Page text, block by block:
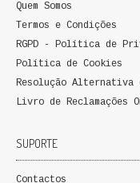
Quem Somos
Termos e Condições
RGPD - Política de
Política de Cookies
Resolução
Livro de Reclamações
SUPORTE
Contactos